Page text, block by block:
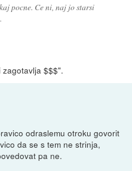
pocne. Ce ni, naj jo starsi
$$$".
odraslemu otroku govorit
da se s tem ne strinja,
pa ne.